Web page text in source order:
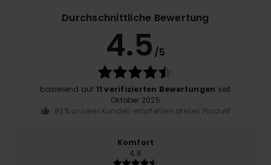
Durchschnittliche Bewertung
4.5 /5
basierend auf 11 verifizierten Bewertungen seit
Oktober 2025
82% unserer Kunden empfehlen dieses Produkt
Komfort
4.6